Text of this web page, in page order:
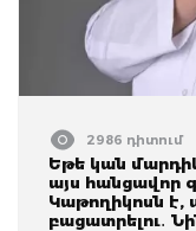
2986 դիտում
Եթե կան
այս հանցավոր
Կաթողիկոսն է,
բացատրելու․